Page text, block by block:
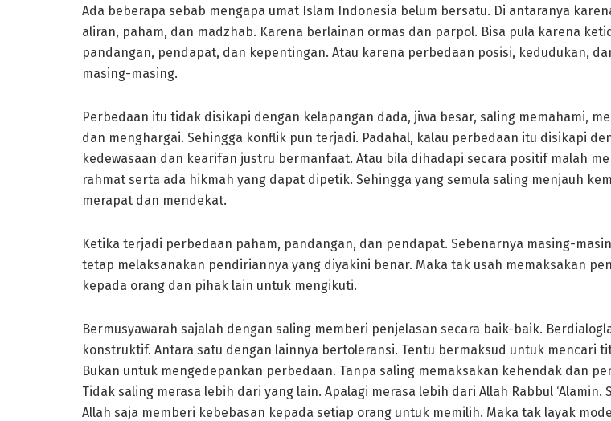
Ada beberapa sebab mengapa umat Islam Indonesia belum bersatu. Di antaranya
aliran, paham, dan madzhab. Karena berlainan ormas dan parpol. Bisa pula karena
pandangan, pendapat, dan kepentingan. Atau karena perbedaan posisi, kedudukan,
masing-masing.
Perbedaan itu tidak disikapi dengan kelapangan dada, jiwa besar, saling memahami,
dan menghargai. Sehingga konflik pun terjadi. Padahal, kalau perbedaan itu disikapi
kedewasaan dan kearifan justru bermanfaat. Atau bila dihadapi secara positif malah
rahmat serta ada hikmah yang dapat dipetik. Sehingga yang semula saling menjauh
merapat dan mendekat.
Ketika terjadi perbedaan paham, pandangan, dan pendapat. Sebenarnya masing-
tetap melaksanakan pendiriannya yang diyakini benar. Maka tak usah memaksakan
kepada orang dan pihak lain untuk mengikuti.
Bermusyawarah sajalah dengan saling memberi penjelasan secara baik-baik.
konstruktif. Antara satu dengan lainnya bertoleransi. Tentu bermaksud untuk mencari
Bukan untuk mengedepankan perbedaan. Tanpa saling memaksakan kehendak dan
Tidak saling merasa lebih dari yang lain. Apalagi merasa lebih dari Allah Rabbul ‘Alamin.
Allah saja memberi kebebasan kepada setiap orang untuk memilih. Maka tak layak